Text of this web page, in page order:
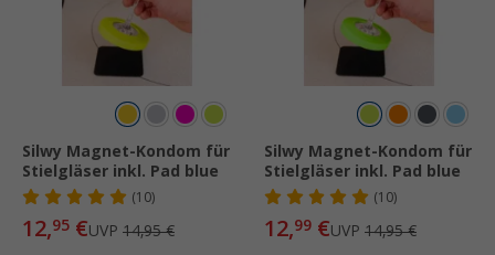
Silwy Magnet-Kondom für
Stielgläser inkl. Pad blue
(10)
12,95 €UVP 14,95 €
Silwy Magnet-Kondom für
Stielgläser inkl. Pad blue
(10)
12,99 €UVP 14,95 €